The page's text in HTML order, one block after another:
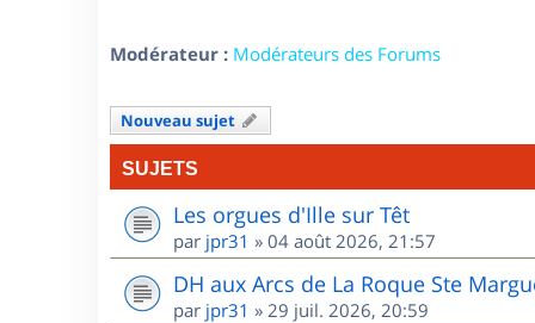
Modérateur : Modérateurs des Forums
Nouveau sujet
SUJETS
Les orgues d'Ille sur Têt
par jpr31 » 04 août 2026, 21:57
DH aux Arcs de La Roque Ste
par jpr31 » 29 juil. 2026, 20:59